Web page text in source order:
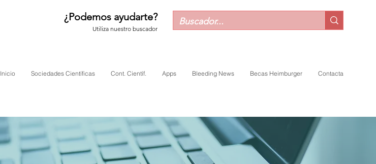
¿Podemos ayudarte?
Utiliza nuestro buscador
Inicio Sociedades Científicas Cont. Científ. Apps Bleeding News Becas Heimburger Contacta